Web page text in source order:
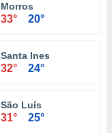
Morros
33° 20°
Santa Ines
32° 24°
São Luís
31° 25°